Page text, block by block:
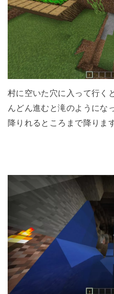
村に空いた穴に入って行く
んどん進むと滝のようにな
降りれるところまで降ります